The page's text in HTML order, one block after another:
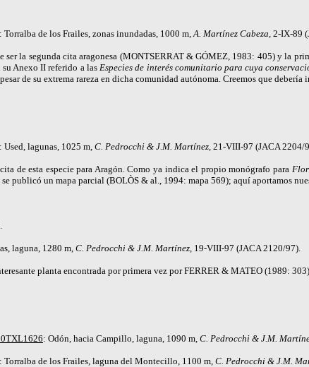
: Torralba de los Frailes, zonas inundadas, 1000 m,A. Martínez Cabeza,2-IX-89
ser la segunda cita aragonesa (MONTSERRAT & GÓMEZ, 1983: 405) y la
Anexo II referido a lasEspecies de interés comunitario para cuya
de su extrema rareza en dicha comunidad autónoma. Creemos que debería
Used, lagunas, 1025 m, C. Pedrocchi & J.M. Martínez,21-VIII-97 (JACA 2204/
de esta especie para Aragón. Como ya indica el propio monógrafo para
publicó un mapa parcial (BOLÒS & al., 1994: mapa 569); aquí aportamos
laguna, 1280 m, C. Pedrocchi & J.M. Martínez,19-VIII-97 (JACA 2120/97).
planta encontrada por primera vez porFERRER & MATEO (1989:
: Odón, hacia Campillo, laguna, 1090 m, C. Pedrocchi & J.M.
Torralba de los Frailes, laguna del Montecillo, 1100 m, C. Pedrocchi & J.M.